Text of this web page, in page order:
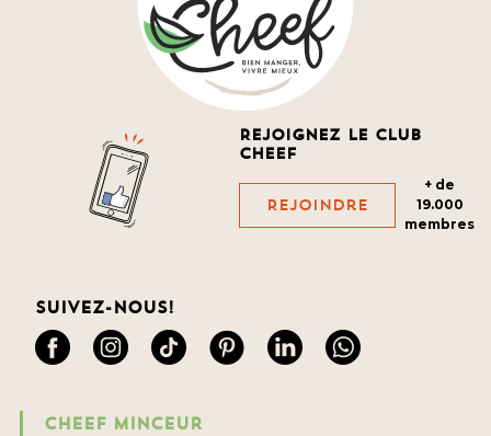
Rejoignez le club
cheef
Rejoindre
+ de
19.000
membres
Suivez-nous!
CHEEF MINCEUR